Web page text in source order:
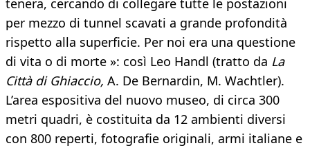
tenera, cercando di collegare tutte le postazioni
per mezzo di tunnel scavati a grande profondità
rispetto alla superficie. Per noi era una questione
di vita o di morte »: così Leo Handl (tratto da La
Città di Ghiaccio, A. De Bernardin, M. Wachtler).
L’area espositiva del nuovo museo, di circa 300
metri quadri, è costituita da 12 ambienti diversi
con 800 reperti, fotografie originali, armi italiane e